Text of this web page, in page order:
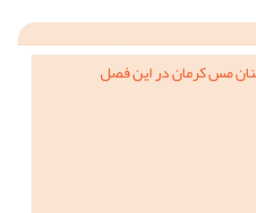
مس کرمان در این فصل